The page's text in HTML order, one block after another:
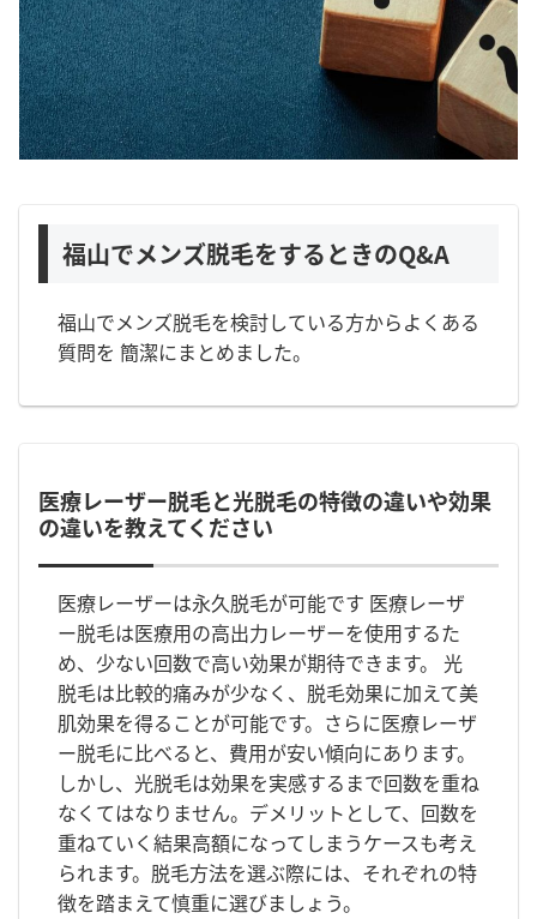
福山でメンズ脱毛をするときのQ&A
福山でメンズ脱毛を検討している方からよくある
質問を 簡潔にまとめました。
医療レーザー脱毛と光脱毛の特徴の違いや効果
の違いを教えてください
医療レーザーは永久脱毛が可能です 医療レーザ
ー脱毛は医療用の高出力レーザーを使用するた
め、少ない回数で高い効果が期待できます。 光
脱毛は比較的痛みが少なく、脱毛効果に加えて美
肌効果を得ることが可能です。さらに医療レーザ
ー脱毛に比べると、費用が安い傾向にあります。
しかし、光脱毛は効果を実感するまで回数を重ね
なくてはなりません。デメリットとして、回数を
重ねていく結果高額になってしまうケースも考え
られます。脱毛方法を選ぶ際には、それぞれの特
徴を踏まえて慎重に選びましょう。